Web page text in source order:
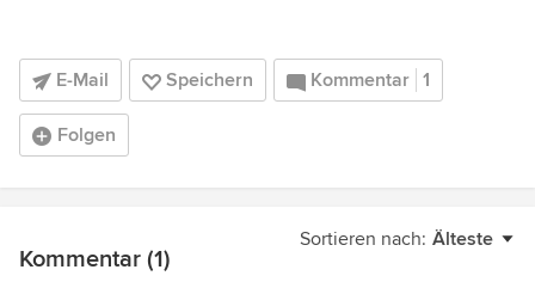
E-Mail Speichern Kommentar 1
Folgen
Sortieren nach: Älteste
Kommentar (1)